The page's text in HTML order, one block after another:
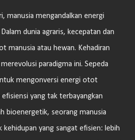
manusia mengandalkan energi
dunia agraris, kecepatan dan
manusia atau hewan. Kehadiran
paradigma ini. Sepeda
mengonversi energi otot
yang tak terbayangkan
bioenergetik, seorang manusia
kehidupan yang sangat efisien: lebih